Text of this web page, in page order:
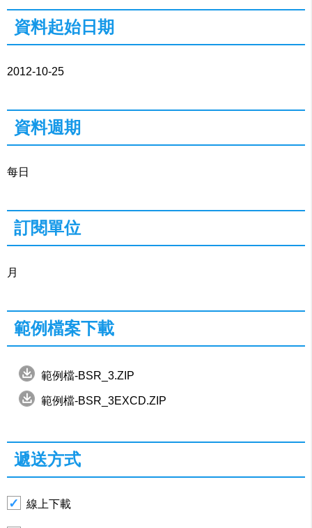
資料起始日期
2012-10-25
資料週期
每日
訂閱單位
月
範例檔案下載
範例檔-BSR_3.ZIP
範例檔-BSR_3EXCD.ZIP
遞送方式
線上下載